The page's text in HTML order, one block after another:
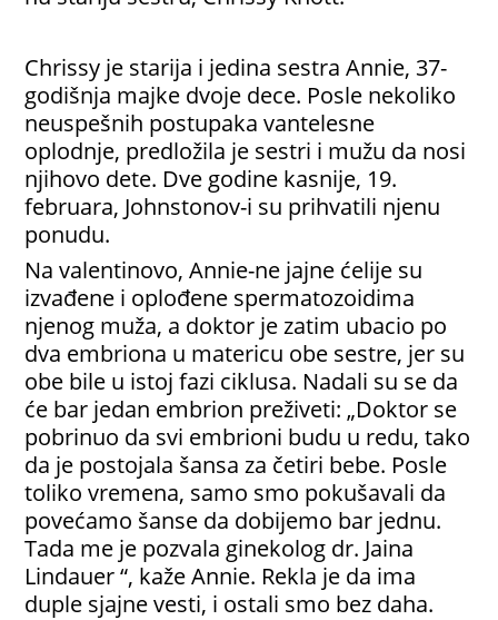
Chrissy je starija i jedina sestra Annie, 37-
godišnja majke dvoje dece. Posle nekoliko
neuspešnih postupaka vantelesne
oplodnje, predložila je sestri i mužu da nosi
njihovo dete. Dve godine kasnije, 19.
februara, Johnstonov-i su prihvatili njenu
ponudu.
Na valentinovo, Annie-ne jajne ćelije su
izvađene i oplođene spermatozoidima
njenog muža, a doktor je zatim ubacio po
dva embriona u matericu obe sestre, jer su
obe bile u istoj fazi ciklusa. Nadali su se da
će bar jedan embrion preživeti: „Doktor se
pobrinuo da svi embrioni budu u redu, tako
da je postojala šansa za četiri bebe. Posle
toliko vremena, samo smo pokušavali da
povećamo šanse da dobijemo bar jednu.
Tada me je pozvala ginekolog dr. Jaina
Lindauer “, kaže Annie. Rekla je da ima
duple sjajne vesti, i ostali smo bez daha.